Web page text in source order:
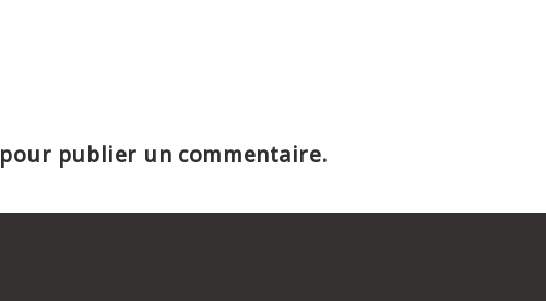
pour publier un commentaire.